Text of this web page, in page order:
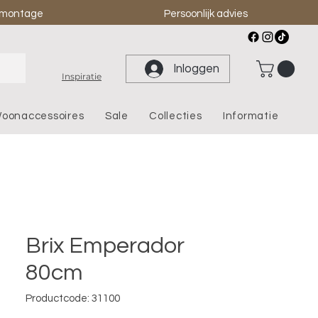
Persoonlijk advies
Inspiratie
Inloggen
Sale Collecties Informatie
Brix Emperador
80cm
Productcode: 31100